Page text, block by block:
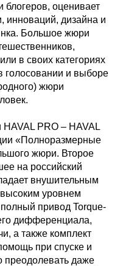
оценивает
инноваций, дизайна и
Большое жюри
в своих категориях
голосовании и выборе
жюри
PRO – HAVAL
«Полноразмерные
жюри. Второе
на российский
внушительным
уровнем
привод Torque-
дифференциала,
а также комплект
при спуске и
преодолевать даже